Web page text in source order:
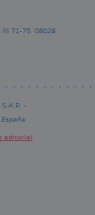
III 71-75. 08028
-
editorial